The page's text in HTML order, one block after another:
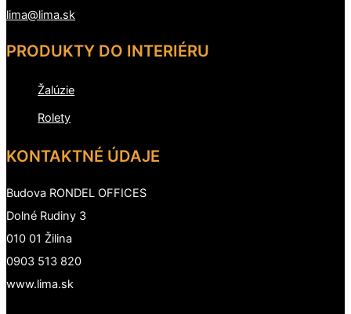
lima@lima.sk
PRODUKTY DO INTERIÉRU
Žalúzie
Rolety
KONTAKTNÉ ÚDAJE
Budova RONDEL OFFICES
Dolné Rudiny 3
010 01 Žilina
0903 513 820
www.lima.sk